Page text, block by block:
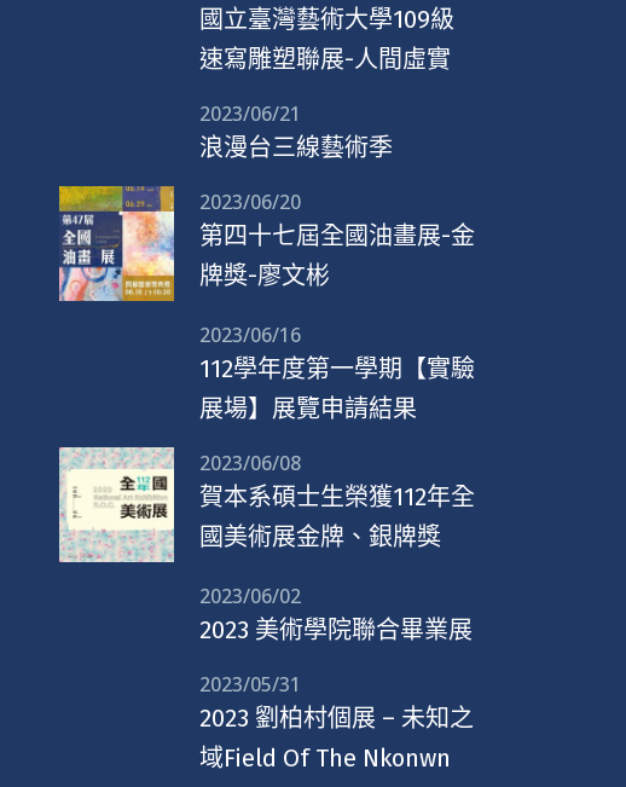
國立臺灣藝術大學109級
速寫雕塑聯展-人間虛實
2023/06/21
浪漫台三線藝術季
2023/06/20
第四十七屆全國油畫展-金
牌獎-廖文彬
2023/06/16
112學年度第一學期【實驗
展場】展覽申請結果
2023/06/08
賀本系碩士生榮獲112年全
國美術展金牌、銀牌獎
2023/06/02
2023 美術學院聯合畢業展
2023/05/31
2023 劉柏村個展 – 未知之
域Field Of The Nkonwn